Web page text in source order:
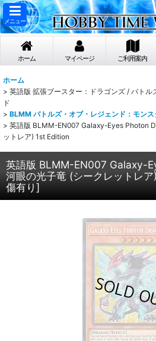
メニュー
ホーム マイページ ご利用案内
ホーム
> 英語版 拡張ブースター：ドラゴンズ / バト
ド
> BLMM バトルズ・オブ・レジェンド：モンス
> 英語版 BLMM-EN007 Galaxy-Eyes Photon
ットレア) 1st Edition
英語版 BLMM-EN007 Galaxy-
河眼の光子竜 (シークレットレ
傷有り]